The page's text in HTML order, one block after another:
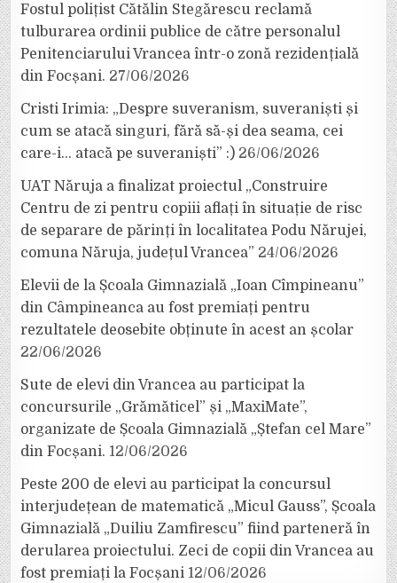
Fostul polițist Cătălin Stegărescu reclamă
tulburarea ordinii publice de către personalul
Penitenciarului Vrancea într-o zonă rezidențială
din Focșani. 27/06/2026
Cristi Irimia: „Despre suveranism, suveraniști și
cum se atacă singuri, fără să-și dea seama, cei
care-i… atacă pe suveraniști” :) 26/06/2026
UAT Năruja a finalizat proiectul „Construire
Centru de zi pentru copiii aflați în situație de risc
de separare de părinți în localitatea Podu Nărujei,
comuna Năruja, județul Vrancea” 24/06/2026
Elevii de la Școala Gimnazială „Ioan Cîmpineanu”
din Câmpineanca au fost premiați pentru
rezultatele deosebite obținute în acest an școlar
22/06/2026
Sute de elevi din Vrancea au participat la
concursurile „Grămăticel” și „MaxiMate”,
organizate de Școala Gimnazială „Ștefan cel Mare”
din Focșani. 12/06/2026
Peste 200 de elevi au participat la concursul
interjudețean de matematică „Micul Gauss”, Școala
Gimnazială „Duiliu Zamfirescu” fiind parteneră în
derularea proiectului. Zeci de copii din Vrancea au
fost premiați la Focșani 12/06/2026